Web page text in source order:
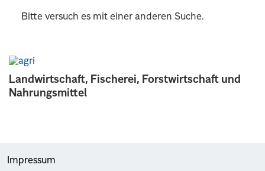
Landwirtschaft, Fischerei, Forstwirtschaft und
Nahrungsmittel
Bitte versuch es mit einer anderen Suche.
Impressum